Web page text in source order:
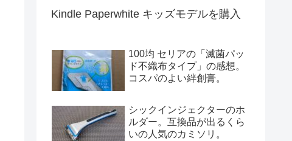
Kindle Paperwhite キッズモデルを購入
100均 セリアの「滅菌パッ
ド不織布タイプ」の感想。
コスパのよい絆創膏。
シックインジェクターのホ
ルダー。互換品が出るくら
いの人気のカミソリ。